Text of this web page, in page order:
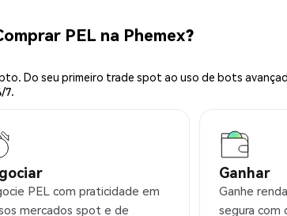
PEL na Phemex?
Do seu primeiro trade spot ao uso de bots
7.
PEL com praticidade em
mercados spot e de
Ganhar
Ganhe
segura com